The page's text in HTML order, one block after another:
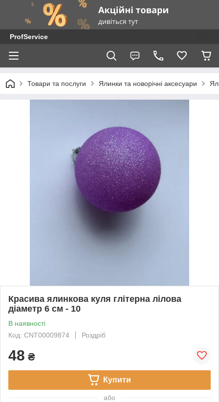
ProfService
Товари та послуги Ялинки та новорічні аксесуари
Красива ялинкова куля глітерна лілова
діаметр 6 см - 10
В наявності
Код: CNT00009874
Роздріб
48 ₴
Купити
або